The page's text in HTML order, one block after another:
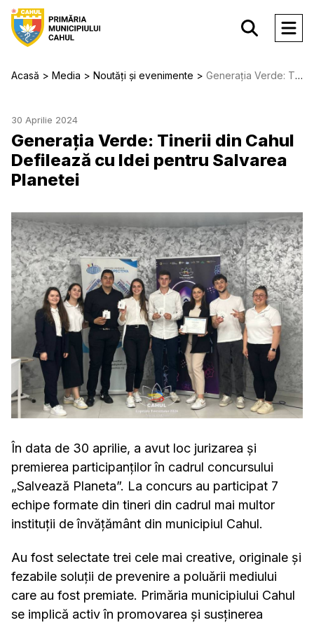
Acasă Media Noutăți și evenimente Generația Verde: Tinerii din Cahul Defilează cu Idei pentru Salvarea Planetei
30 Aprilie 2024
Generația Verde: Tinerii din Cahul
Defilează cu Idei pentru Salvarea
Planetei
În data de 30 aprilie, a avut loc jurizarea și
premierea participanților în cadrul concursului
„Salvează Planeta”. La concurs au participat 7
echipe formate din tineri din cadrul mai multor
instituții de învățământ din municipiul Cahul.
Au fost selectate trei cele mai creative, originale și
fezabile soluții de prevenire a poluării mediului
care au fost premiate. Primăria municipiului Cahul
se implică activ în promovarea și susținerea